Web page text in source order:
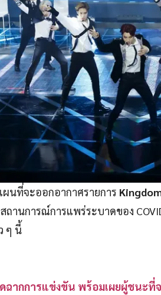
นที่จะออกอากาศรายการ
ถานการณ์การแพร่ระบาดของ
ๆ นี้
ฉากการแข่งขัน พร้อมเผยผู้ชนะที่